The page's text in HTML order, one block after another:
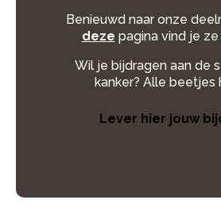
Benieuwd naar onze
deze pagina vind je
Wil je bijdragen aan de
kanker? Alle beetjes
Lever hier jouw